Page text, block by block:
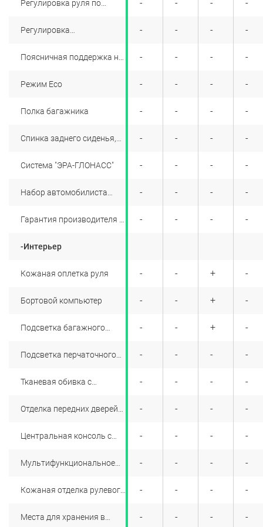
Регулировка руля по
Регулировка
Поясничная поддержка на
Режим Eco
Полка багажника
Спинка заднего сиденья,
Система "ЭРА-ГЛОНАСС"
Набор автомобилиста
Гарантия производителя 3
того, что наступит раньше)
-Интерьер
Кожаная оплетка руля
Бортовой компьютер
Подсветка багажного
Подсветка перчаточного
Тканевая обивка с
серой и черной тканей)
Отделка передних дверей
Центральная консоль с
подлокотником с
Мультифункциональное
элементами, управлением
бортовым компьютером и
Кожаная отделка рулевого
Места для хранения в
+
+
+
+
+
+
+
+
+
+
+
+
+
+
+
+
+
+
+
-
-
-
-
-
-
-
+
+
+
-
-
-
-
-
-
-
+
+
+
+
+
+
+
+
+
+
+
+
+
+
-
-
-
-
-
-
-
-
-
-
-
-
-
-
-
-
-
-
-
-
-
-
-
-
-
-
-
-
-
-
-
-
-
-
-
-
-
-
-
-
-
-
-
-
-
-
-
+
+
+
-
-
-
-
-
-
-
-
-
-
-
-
-
-
-
-
-
-
-
-
-
-
-
-
-
-